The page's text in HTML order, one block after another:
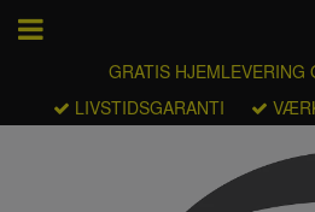
GRATIS HJEMLEVERING
LIVSTIDSGARANTI